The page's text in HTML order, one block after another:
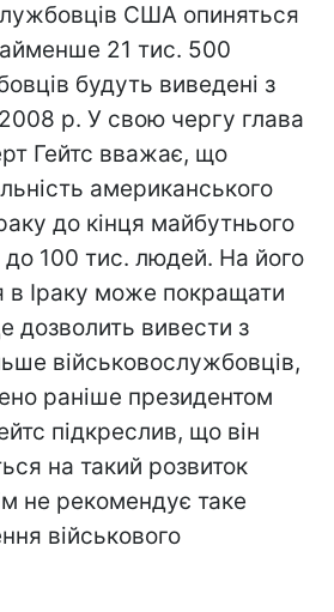
США опиняться
21 тис. 500
будуть виведені з
р. У свою чергу глава
Гейтс вважає, що
американського
до кінця майбутнього
100 тис. людей. На його
в Іраку може покращати
дозволить вивести з
військовослужбовців,
раніше президентом
підкреслив, що він
на такий розвиток
не рекомендує таке
військового